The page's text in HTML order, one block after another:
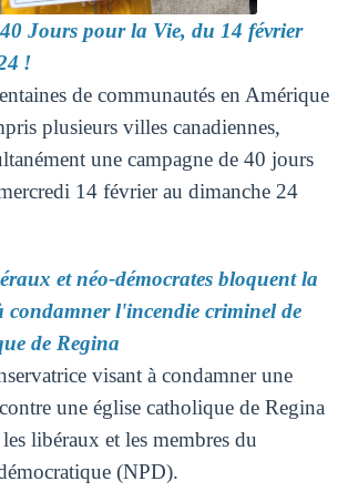
Jours pour la Vie, du 14 février
!
de communautés en Amérique
plusieurs villes canadiennes,
une campagne de 40 jours
14 février au dimanche 24
et néo-démocrates bloquent la
condamner l'incendie criminel de
de Regina
visant à condamner une
une église catholique de Regina
les libéraux et les membres du
(NPD).